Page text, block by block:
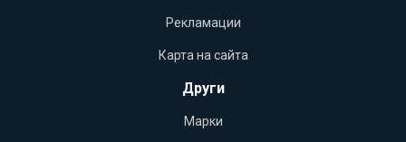
Рекламации
Карта на сайта
Други
Марки